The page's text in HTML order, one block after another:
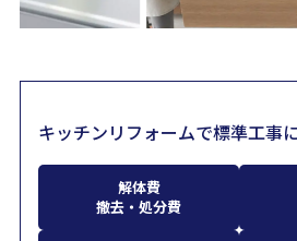
キッチンリフォームで標準工事
解体費
撤去・処分費